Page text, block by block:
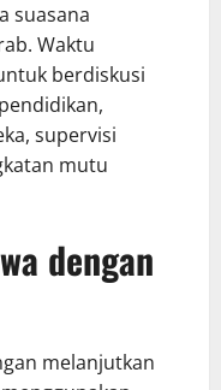
suasana
Waktu
berdiskusi
supervisi
mutu
dengan
melanjutkan